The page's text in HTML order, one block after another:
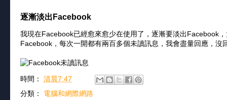
逐漸淡出Facebook
我現在Facebook已經愈來愈少在使用了，逐漸要淡出Facebook
Facebook，每次一開都有兩百多個未讀訊息，我會盡量回應，沒
時間： 清晨7:47
分類： 電腦和網際網路